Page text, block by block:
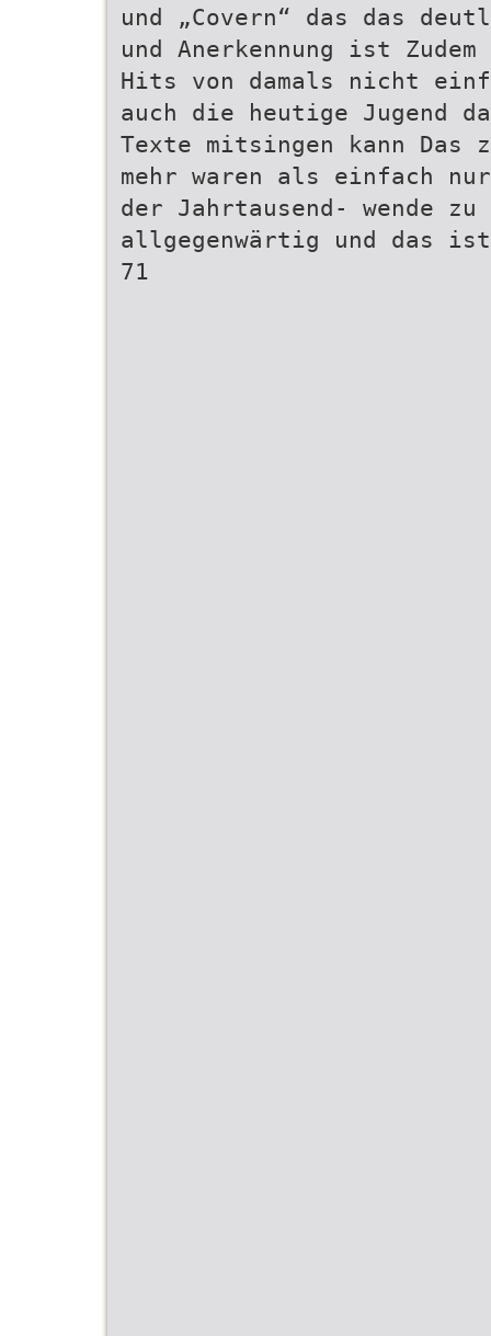
und „Covern“ das das
und Anerkennung ist
Hits von damals nicht
auch die heutige Jugend
Texte mitsingen kann
mehr waren als einfach
der Jahrtausend- wende
allgegenwärtig und das
71